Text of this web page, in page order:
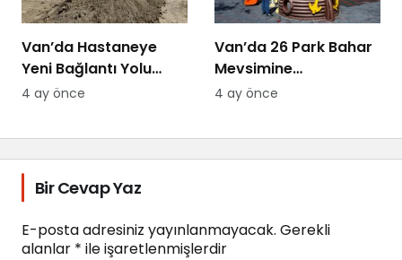
Van’da Hastaneye
Yeni Bağlantı Yolu
Yapılıyor
4 ay önce
Van’da 26 Park Bahar
Mevsimine
Hazırlanıyor
4 ay önce
Bir Cevap Yaz
E-posta adresiniz yayınlanmayacak. Gerekli
alanlar * ile işaretlenmişlerdir